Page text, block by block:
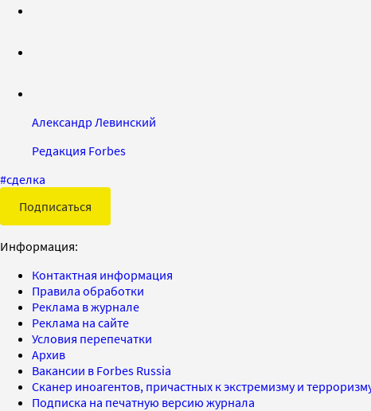
Александр Левинский
Редакция Forbes
#сделка
Подписаться
Информация:
Контактная информация
Правила обработки
Реклама в журнале
Реклама на сайте
Условия перепечатки
Архив
Вакансии в Forbes Russia
Сканер иноагентов, причастных к экстремизму и
Подписка на печатную версию журнала